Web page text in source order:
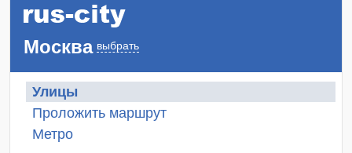
Москва выбрать
Улицы
Проложить маршрут
Метро